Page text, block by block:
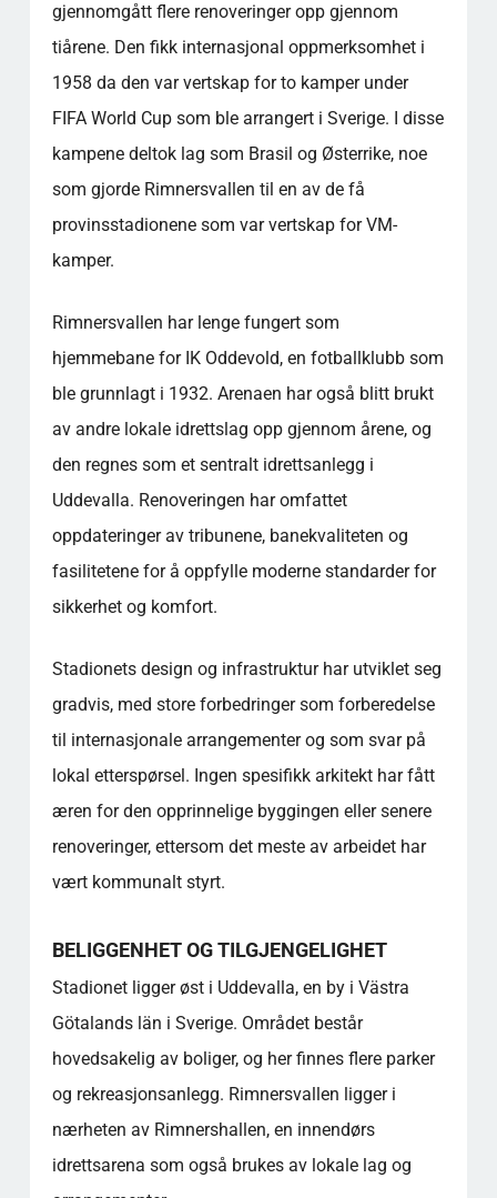
gjennomgått flere renoveringer opp gjennom
tiårene. Den fikk internasjonal oppmerksomhet i
1958 da den var vertskap for to kamper under
FIFA World Cup som ble arrangert i Sverige. I disse
kampene deltok lag som Brasil og Østerrike, noe
som gjorde Rimnersvallen til en av de få
provinsstadionene som var vertskap for VM-
kamper.
Rimnersvallen har lenge fungert som
hjemmebane for IK Oddevold, en fotballklubb som
ble grunnlagt i 1932. Arenaen har også blitt brukt
av andre lokale idrettslag opp gjennom årene, og
den regnes som et sentralt idrettsanlegg i
Uddevalla. Renoveringen har omfattet
oppdateringer av tribunene, banekvaliteten og
fasilitetene for å oppfylle moderne standarder for
sikkerhet og komfort.
Stadionets design og infrastruktur har utviklet seg
gradvis, med store forbedringer som forberedelse
til internasjonale arrangementer og som svar på
lokal etterspørsel. Ingen spesifikk arkitekt har fått
æren for den opprinnelige byggingen eller senere
renoveringer, ettersom det meste av arbeidet har
vært kommunalt styrt.
BELIGGENHET OG TILGJENGELIGHET
Stadionet ligger øst i Uddevalla, en by i Västra
Götalands län i Sverige. Området består
hovedsakelig av boliger, og her finnes flere parker
og rekreasjonsanlegg. Rimnersvallen ligger i
nærheten av Rimnershallen, en innendørs
idrettsarena som også brukes av lokale lag og